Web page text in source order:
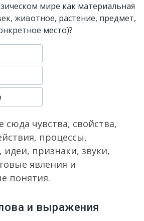
мире как материальная
животное, растение, предмет,
место)?
сюда чувства, свойства,
процессы,
признаки, звуки,
явления и
понятия.
и выражения